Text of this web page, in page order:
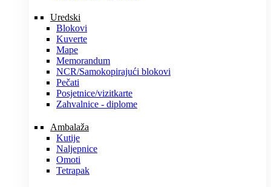
Uredski
Blokovi
Kuverte
Mape
Memorandum
NCR/Samokopirajući blokovi
Pečati
Posjetnice/vizitkarte
Zahvalnice - diplome
Ambalaža
Kutije
Naljepnice
Omoti
Tetrapak